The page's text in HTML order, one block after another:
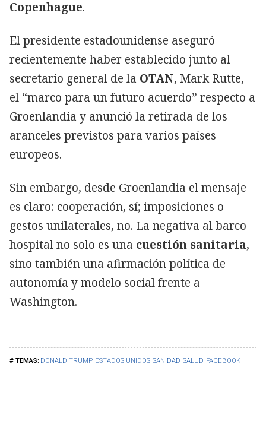
DONALD TRUMP ESTADOS UNIDOS SANIDAD SALUD FACEBOOK
Copenhague.
El presidente estadounidense aseguró
recientemente haber establecido junto al
secretario general de la OTAN, Mark Rutte,
el “marco para un futuro acuerdo” respecto a
Groenlandia y anunció la retirada de los
aranceles previstos para varios países
europeos.
Sin embargo, desde Groenlandia el mensaje
es claro: cooperación, sí; imposiciones o
gestos unilaterales, no. La negativa al barco
hospital no solo es una cuestión sanitaria,
sino también una afirmación política de
autonomía y modelo social frente a
Washington.